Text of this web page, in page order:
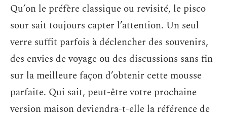
Qu’on le préfère classique ou revisité, le pisco
sour sait toujours capter l’attention. Un seul
verre suffit parfois à déclencher des souvenirs,
des envies de voyage ou des discussions sans fin
sur la meilleure façon d’obtenir cette mousse
parfaite. Qui sait, peut-être votre prochaine
version maison deviendra-t-elle la référence de